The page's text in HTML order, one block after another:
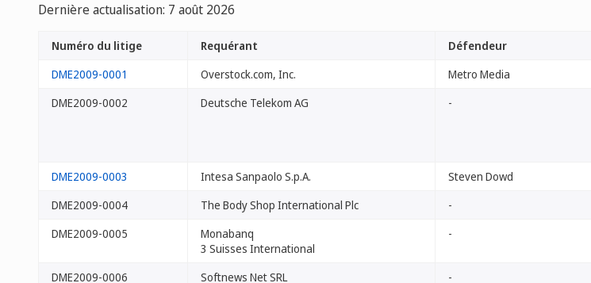
Dernière actualisation: 7 août 2026
Numéro du litige Requérant Défendeur
DME2009-0001
Overstock.com, Inc. Metro Media
DME2009-0002
Deutsche Telekom AG -
DME2009-0003 Intesa Sanpaolo S.p.A. Steven Dowd
DME2009-0004
The Body Shop International Plc -
DME2009-0005
Monabanq
3 Suisses International
-
DME2009-0006 Softnews Net SRL -